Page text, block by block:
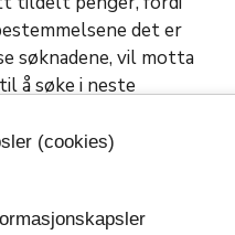
det er
søknadene, vil motta
å søke i neste
til
(cookies)